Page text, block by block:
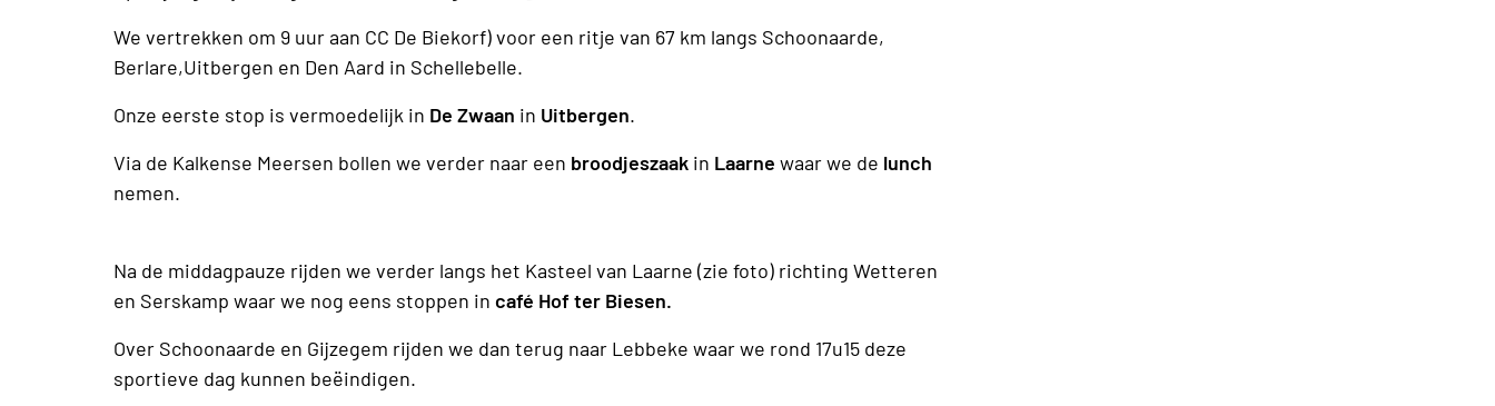
We vertrekken om 9 uur aan CC De Biekorf) voor een ritje van 67 km langs Schoonaarde,
Berlare,Uitbergen en Den Aard in Schellebelle.
Onze eerste stop is vermoedelijk in De Zwaan in Uitbergen.
Via de Kalkense Meersen bollen we verder naar een broodjeszaak in Laarne waar we de lunch
nemen.
Na de middagpauze rijden we verder langs het Kasteel van Laarne (zie foto) richting Wetteren
en Serskamp waar we nog eens stoppen in café Hof ter Biesen.
Over Schoonaarde en Gijzegem rijden we dan terug naar Lebbeke waar we rond 17u15 deze
sportieve dag kunnen beëindigen.